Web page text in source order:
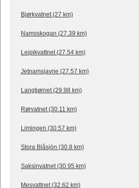
Bjørkvatnet (27 km)
Namsskogan (27.39 km)
Leipikvattnet (27.54 km)
Jetnamsjavrie (27.57 km)
Langtjørnet (29.98 km)
Rørvatnet (30.11 km)
Limingen (30.57 km)
Stora Blåsjön (30.8 km)
Saksinvatnet (30.95 km)
Mesvattnet (32.62 km)